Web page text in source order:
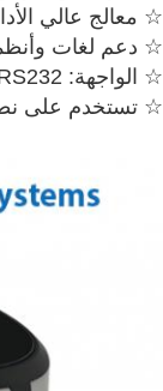
☆ معالج عالي
☆ دعم لغات
☆ الواجهة: USB ، RS232
☆ تستخدم على